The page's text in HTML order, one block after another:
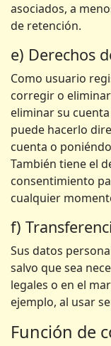
asociados, a
de retención.
e) Derechos
Como usuario
corregir o
eliminar su
puede hacerlo
cuenta o
También tiene el
consentimiento
cualquier
f)
Sus datos
salvo que sea
legales o en el
ejemplo, al usar
Función de